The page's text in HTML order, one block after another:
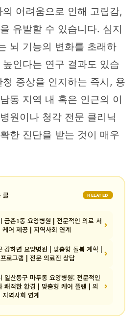
어려움으로 인해 고립감,
유발할 수 있습니다. 심지
뇌 기능의 변화를 초래하
인다는 연구 결과도 있습
증상을 인지하는 즉시, 용
동 지역 내 혹은 인근의 이
원이나 청각 전문 클리닉
한 진단을 받는 것이 매우
글 RELATED
금촌1동 요양병원 | 전문적인 의료 서
어 제공 | 지역사회 연계
강하면 요양병원 | 맞춤형 돌봄 계획 |
로그램 | 전문 의료진 상담
일산동구 마두동 요양병원: 전문적인
쾌적한 환경 | 맞춤형 케어 플랜 | 의
역사회 연계